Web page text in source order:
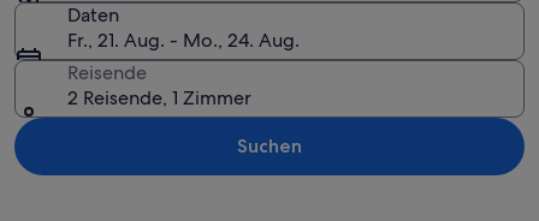
Daten
Fr., 21. Aug. - Mo., 24. Aug.
Reisende
2 Reisende, 1 Zimmer
Suchen